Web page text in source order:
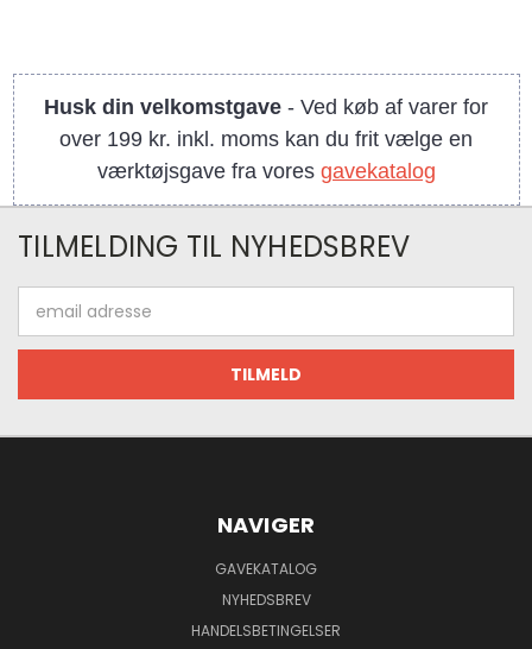
Husk din velkomstgave - Ved køb af varer for
over 199 kr. inkl. moms kan du frit vælge en
værktøjsgave fra vores gavekatalog
TILMELDING TIL NYHEDSBREV
adresse
NAVIGER
GAVEKATALOG
NYHEDSBREV
HANDELSBETINGELSER